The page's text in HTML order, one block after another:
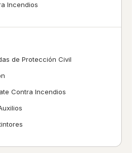
Incendios
de Protección Civil
Contra Incendios